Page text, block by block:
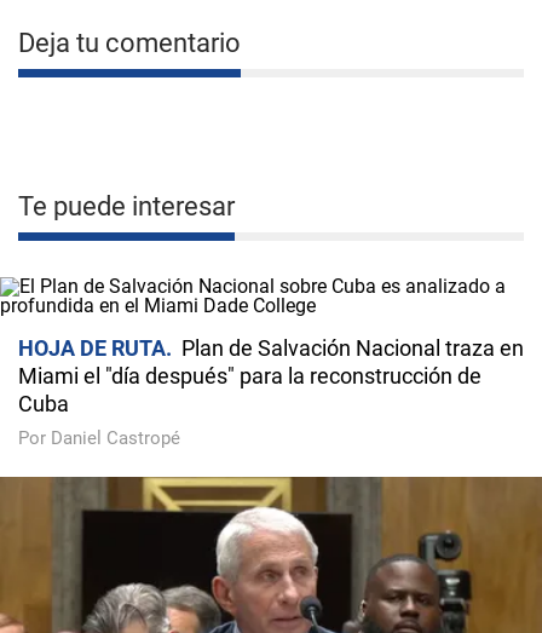
Deja tu comentario
Te puede interesar
HOJA DE RUTA
Plan de Salvación Nacional traza en
Miami el "día después" para la reconstrucción de
Cuba
Por Daniel Castropé